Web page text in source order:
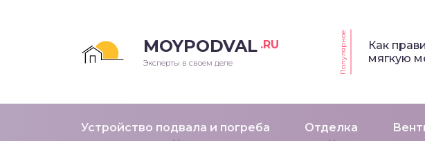
MOYPODVAL .RU
Эксперты в своем деле Популярное
Как
мягкую
Устройство подвала и погреба Отделка